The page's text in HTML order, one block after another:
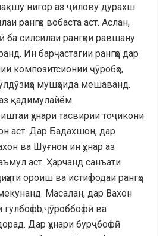
нигор аз ҷилову дурахш
рангҳо вобаста аст. Аслан,
силсилаи рангҳои равшану
Ин барҷастагии рангҳо дар
композитсионии ҷӯробҳо,
мушҳоида мешаванд.
қадимулайём
ҳунари тасвирии тоҷикони
аст. Дар Бадахшон, дар
ва Шуғнон ин ҳунар аз
аст. Ҳарчанд санъати
ороиш ва истифодаи рангҳо
Масалан, дар Вахон
гулбофb,ҷӯроббофӣ ва
Дар ҳунари бурҷбофӣ